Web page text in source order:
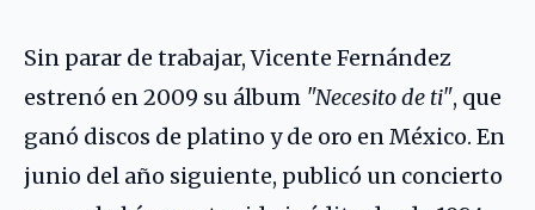
Sin parar de trabajar, Vicente Fernández
estrenó en 2009 su álbum "Necesito de ti", que
ganó discos de platino y de oro en México. En
junio del año siguiente, publicó un concierto